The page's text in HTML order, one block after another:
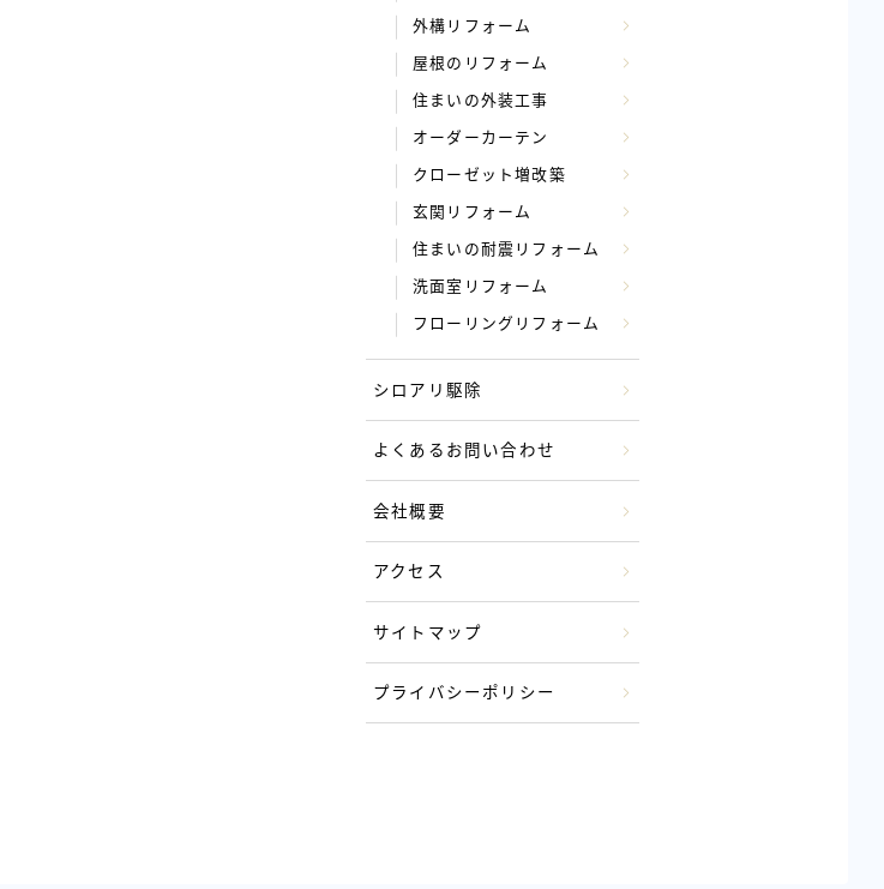
外構リフォーム
屋根のリフォーム
住まいの外装工事
オーダーカーテン
クローゼット増改築
玄関リフォーム
住まいの耐震リフォーム
洗面室リフォーム
フローリングリフォーム
シロアリ駆除
よくあるお問い合わせ
会社概要
アクセス
サイトマップ
プライバシーポリシー